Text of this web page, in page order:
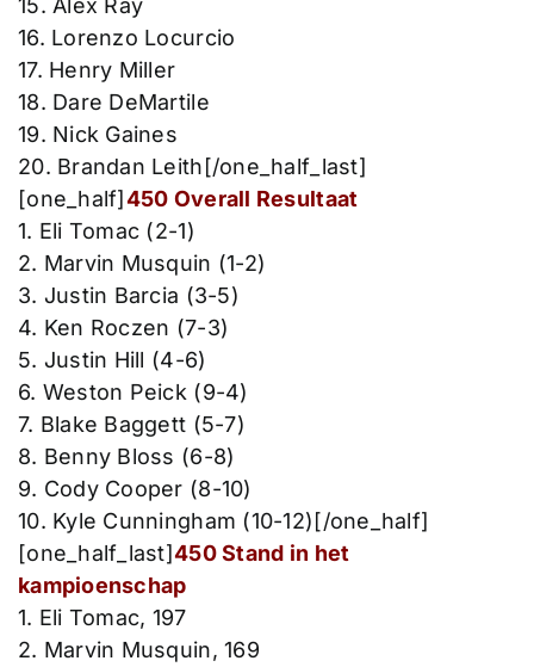
15. Alex Ray
16. Lorenzo Locurcio
17. Henry Miller
18. Dare DeMartile
19. Nick Gaines
20. Brandan Leith[/one_half_last]
[one_half]450 Overall Resultaat
1. Eli Tomac (2-1)
2. Marvin Musquin (1-2)
3. Justin Barcia (3-5)
4. Ken Roczen (7-3)
5. Justin Hill (4-6)
6. Weston Peick (9-4)
7. Blake Baggett (5-7)
8. Benny Bloss (6-8)
9. Cody Cooper (8-10)
10. Kyle Cunningham (10-12)[/one_half]
[one_half_last]450 Stand in het
kampioenschap
1. Eli Tomac, 197
2. Marvin Musquin, 169